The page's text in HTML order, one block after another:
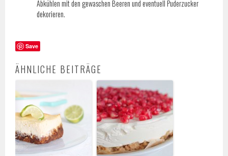
Abkühlen mit den gewaschen Beeren und eventuell Puderzucker
dekorieren.
Save
ÄHNLICHE BEITRÄGE